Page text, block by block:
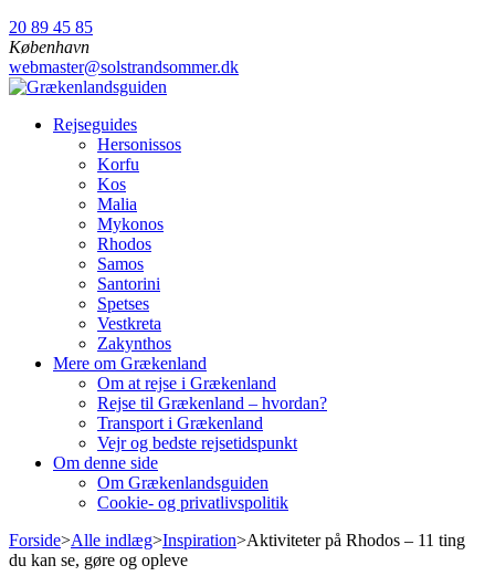
20 89 45 85
København
webmaster@solstrandsommer.dk
Grækenlandsguiden
Rejseguides
Hersonissos
Korfu
Kos
Malia
Mykonos
Rhodos
Samos
Santorini
Spetses
Vestkreta
Zakynthos
Mere om Grækenland
Om at rejse i Grækenland
Rejse til Grækenland – hvordan?
Transport i Grækenland
Vejr og bedste rejsetidspunkt
Om denne side
Om Grækenlandsguiden
Cookie- og privatlivspolitik
Forside>Alle indlæg>Inspiration>Aktiviteter på Rhodos – 11 ting
du kan se, gøre og opleve